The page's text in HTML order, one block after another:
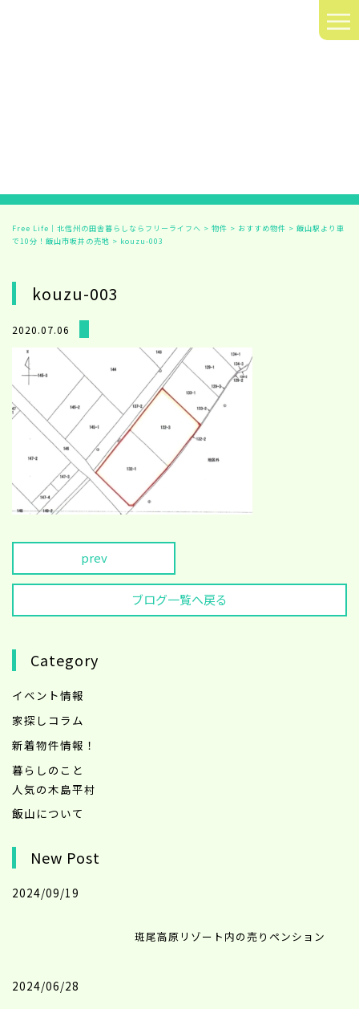
≡
Free Life｜北信州の田舎暮らしならフリーライフへ > 物件 > おすすめ物件 > 飯山駅より車
で10分！飯山市坂井の売地 > kouzu-003
kouzu-003
2020.07.06
prev
ブログ一覧へ戻る
Category
イベント情報
家探しコラム
新着物件情報！
暮らしのこと
人気の木島平村
飯山について
New Post
2024/09/19
斑尾高原リゾート内の売りペンション
2024/06/28